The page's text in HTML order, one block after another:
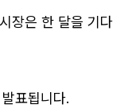
장은 한 달을 기다
발표됩니다.